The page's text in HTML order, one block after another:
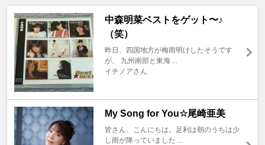
中森明菜ベストをゲット〜♪
（笑）
昨日、四国地方が梅雨明けしたそうです
が、 九州南部と東海 ...
イチノアさん
My Song for You☆尾崎亜美
皆さん、こんにちは。足利は朝のうちは少
し雨が降っていました ...